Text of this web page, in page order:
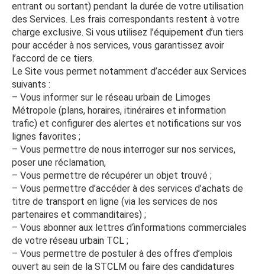
entrant ou sortant) pendant la durée de votre utilisation
des Services. Les frais correspondants restent à votre
charge exclusive. Si vous utilisez l’équipement d’un tiers
pour accéder à nos services, vous garantissez avoir
l’accord de ce tiers.
Le Site vous permet notamment d’accéder aux Services
suivants :
– Vous informer sur le réseau urbain de Limoges
Métropole (plans, horaires, itinéraires et information
trafic) et configurer des alertes et notifications sur vos
lignes favorites ;
– Vous permettre de nous interroger sur nos services,
poser une réclamation,
– Vous permettre de récupérer un objet trouvé ;
– Vous permettre d’accéder à des services d’achats de
titre de transport en ligne (via les services de nos
partenaires et commanditaires) ;
– Vous abonner aux lettres d‘informations commerciales
de votre réseau urbain TCL ;
– Vous permettre de postuler à des offres d’emplois
ouvert au sein de la STCLM ou faire des candidatures